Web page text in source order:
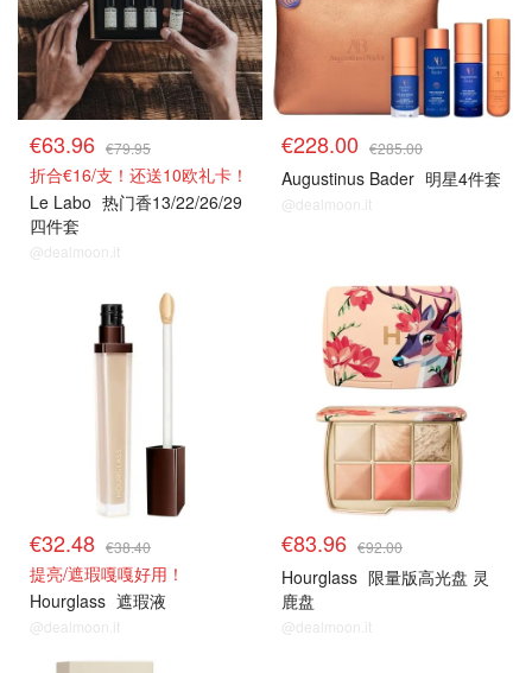
€63.96 €79.95
折合€16/支！还送10欧礼卡！
Le Labo 热门香13/22/26/29
四件套
@dealmoon.it
€228.00 €285.00
Augustinus Bader 明星4件套
@dealmoon.it
€32.48 €38.40
提亮/遮瑕嘎嘎好用！
Hourglass 遮瑕液
@dealmoon.it
8折解禁
€83.96 €92.00
Hourglass 限量版高光盘 灵
鹿盘
@dealmoon.it